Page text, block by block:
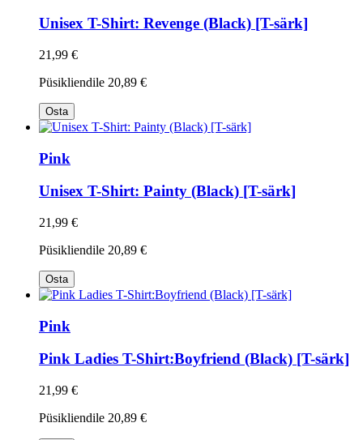
Unisex T-Shirt: Revenge (Black) [T-särk]
21,99 €
Püsikliendile 20,89 €
Osta
Pink
Unisex T-Shirt: Painty (Black) [T-särk]
21,99 €
Püsikliendile 20,89 €
Osta
Pink
Pink Ladies T-Shirt:Boyfriend (Black) [T-särk]
21,99 €
Püsikliendile 20,89 €